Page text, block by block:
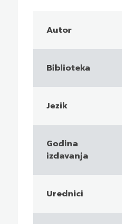
Autor
Biblioteka
Jezik
Godina
izdavanja
Urednici